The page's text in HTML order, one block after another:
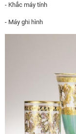
- Khắc máy tính
- Máy ghi hình